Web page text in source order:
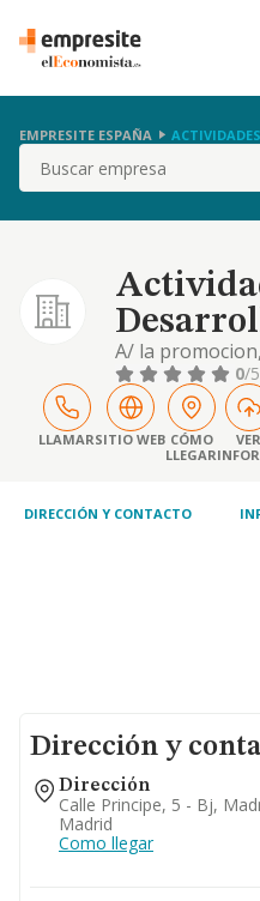
EMPRESITE ESPAÑA
Buscar
A/ la
proyectos de
arquitectonicos
construccion,
ajenos de toda
0/5
LLAMARSITIO WEB CÓMO
LLEGAR
VER
DIRECCIÓN Y CONTACTO
Dirección y
Dirección
Calle Principe, 5 - Bj,
Madrid
Como llegar